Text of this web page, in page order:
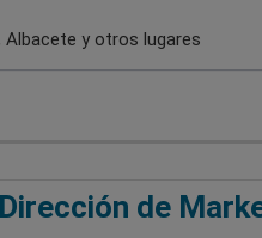
Albacete y otros lugares
de